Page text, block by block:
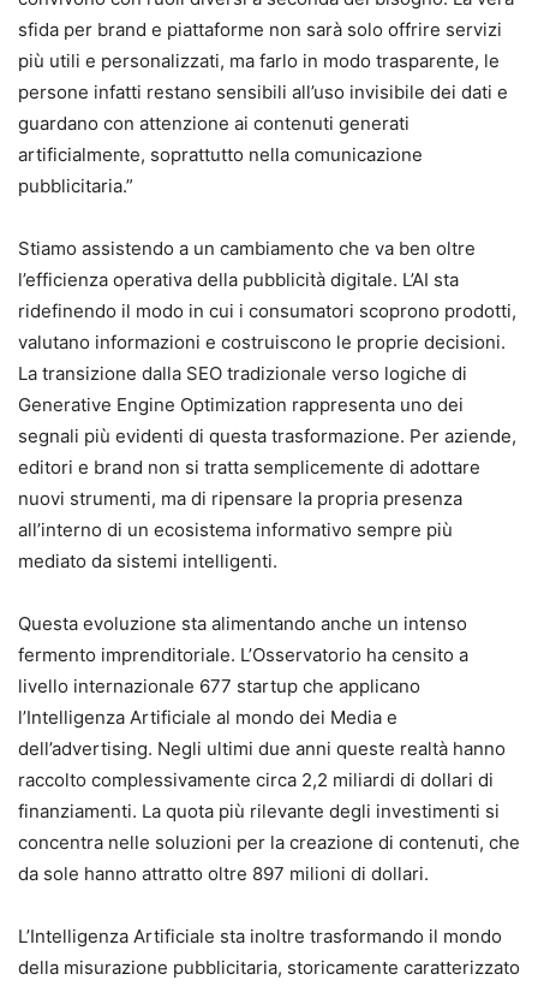
sfida per brand e piattaforme non sarà solo offrire servizi
più utili e personalizzati, ma farlo in modo trasparente, le
persone infatti restano sensibili all’uso invisibile dei dati e
guardano con attenzione ai contenuti generati
artificialmente, soprattutto nella comunicazione
pubblicitaria.”
Stiamo assistendo a un cambiamento che va ben oltre
l’efficienza operativa della pubblicità digitale. L’AI sta
ridefinendo il modo in cui i consumatori scoprono prodotti,
valutano informazioni e costruiscono le proprie decisioni.
La transizione dalla SEO tradizionale verso logiche di
Generative Engine Optimization rappresenta uno dei
segnali più evidenti di questa trasformazione. Per aziende,
editori e brand non si tratta semplicemente di adottare
nuovi strumenti, ma di ripensare la propria presenza
all’interno di un ecosistema informativo sempre più
mediato da sistemi intelligenti.
Questa evoluzione sta alimentando anche un intenso
fermento imprenditoriale. L’Osservatorio ha censito a
livello internazionale 677 startup che applicano
l’Intelligenza Artificiale al mondo dei Media e
dell’advertising. Negli ultimi due anni queste realtà hanno
raccolto complessivamente circa 2,2 miliardi di dollari di
finanziamenti. La quota più rilevante degli investimenti si
concentra nelle soluzioni per la creazione di contenuti, che
da sole hanno attratto oltre 897 milioni di dollari.
L’Intelligenza Artificiale sta inoltre trasformando il mondo
della misurazione pubblicitaria, storicamente caratterizzato